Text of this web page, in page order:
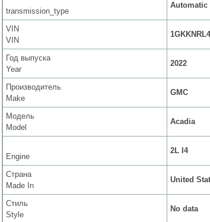
transmission_type
Automatic
VIN
VIN
Год выпуска
Year
2022
Производитель
Make
GMC
Модель
Model
Acadia
Engine
2L I4
Страна
Made In
United
Стиль
Style
No data